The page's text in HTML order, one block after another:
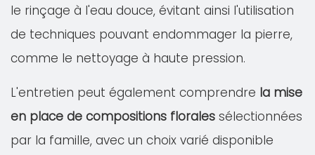
le rinçage à l'eau douce, évitant ainsi l'utilisation
de techniques pouvant endommager la pierre,
comme le nettoyage à haute pression.
L'entretien peut également comprendre la mise
en place de compositions florales sélectionnées
par la famille, avec un choix varié disponible